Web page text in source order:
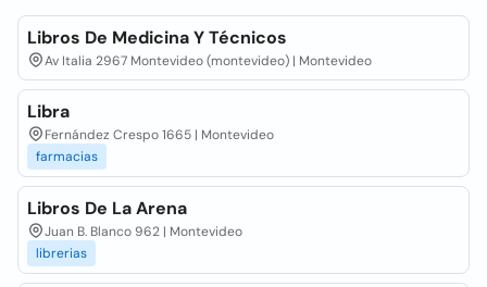
Libros De Medicina Y Técnicos
Av Italia 2967 Montevideo (montevideo) | Montevideo
Libra
Fernández Crespo 1665 | Montevideo
farmacias
Libros De La Arena
Juan B. Blanco 962 | Montevideo
librerias